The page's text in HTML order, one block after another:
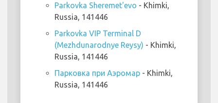
Parkovka Sheremet'evo - Khimki,
Russia, 141446
Parkovka VIP Terminal D
(Mezhdunarodnye Reysy) - Khimki,
Russia, 141446
Парковка при Аэромар - Khimki,
Russia, 141446